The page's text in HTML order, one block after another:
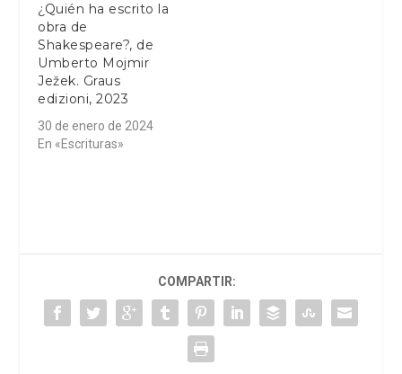
¿Quién ha escrito la
obra de
Shakespeare?, de
Umberto Mojmir
Ježek. Graus
edizioni, 2023
30 de enero de 2024
En «Escrituras»
COMPARTIR: